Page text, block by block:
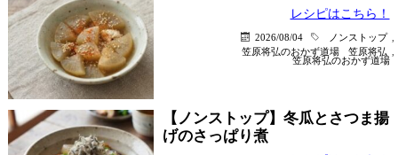
レシピはこちら！
2026/08/04 ノンストップ
笠原将弘のおかず道場
笠原将弘
笠原将弘のおかず道場
【ノンストップ】冬瓜とさつま揚
げのさっぱり煮